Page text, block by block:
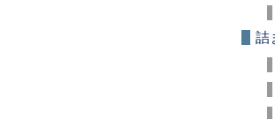
詰